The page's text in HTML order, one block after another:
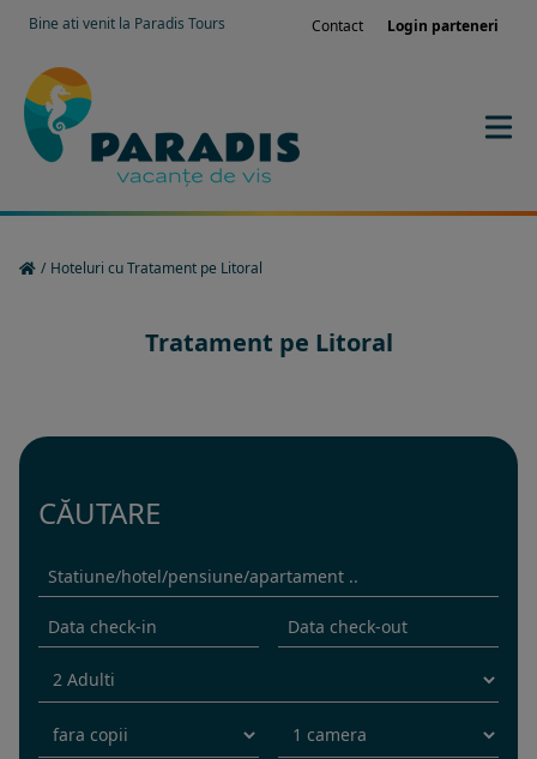
Bine ati venit la Paradis Tours Contact Login parteneri
/ Hoteluri cu Tratament pe Litoral
Tratament pe Litoral
CĂUTARE